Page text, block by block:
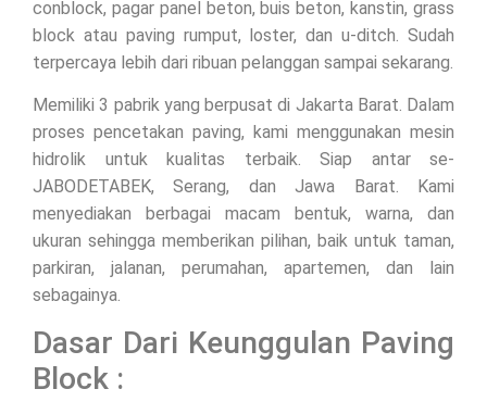
conblock, pagar panel beton, buis beton, kanstin, grass
block atau paving rumput, loster, dan u-ditch. Sudah
terpercaya lebih dari ribuan pelanggan sampai sekarang.
Memiliki 3 pabrik yang berpusat di Jakarta Barat. Dalam
proses pencetakan paving, kami menggunakan mesin
hidrolik untuk kualitas terbaik. Siap antar se-
JABODETABEK, Serang, dan Jawa Barat. Kami
menyediakan berbagai macam bentuk, warna, dan
ukuran sehingga memberikan pilihan, baik untuk taman,
parkiran, jalanan, perumahan, apartemen, dan lain
sebagainya.
Dasar Dari Keunggulan Paving
Block :